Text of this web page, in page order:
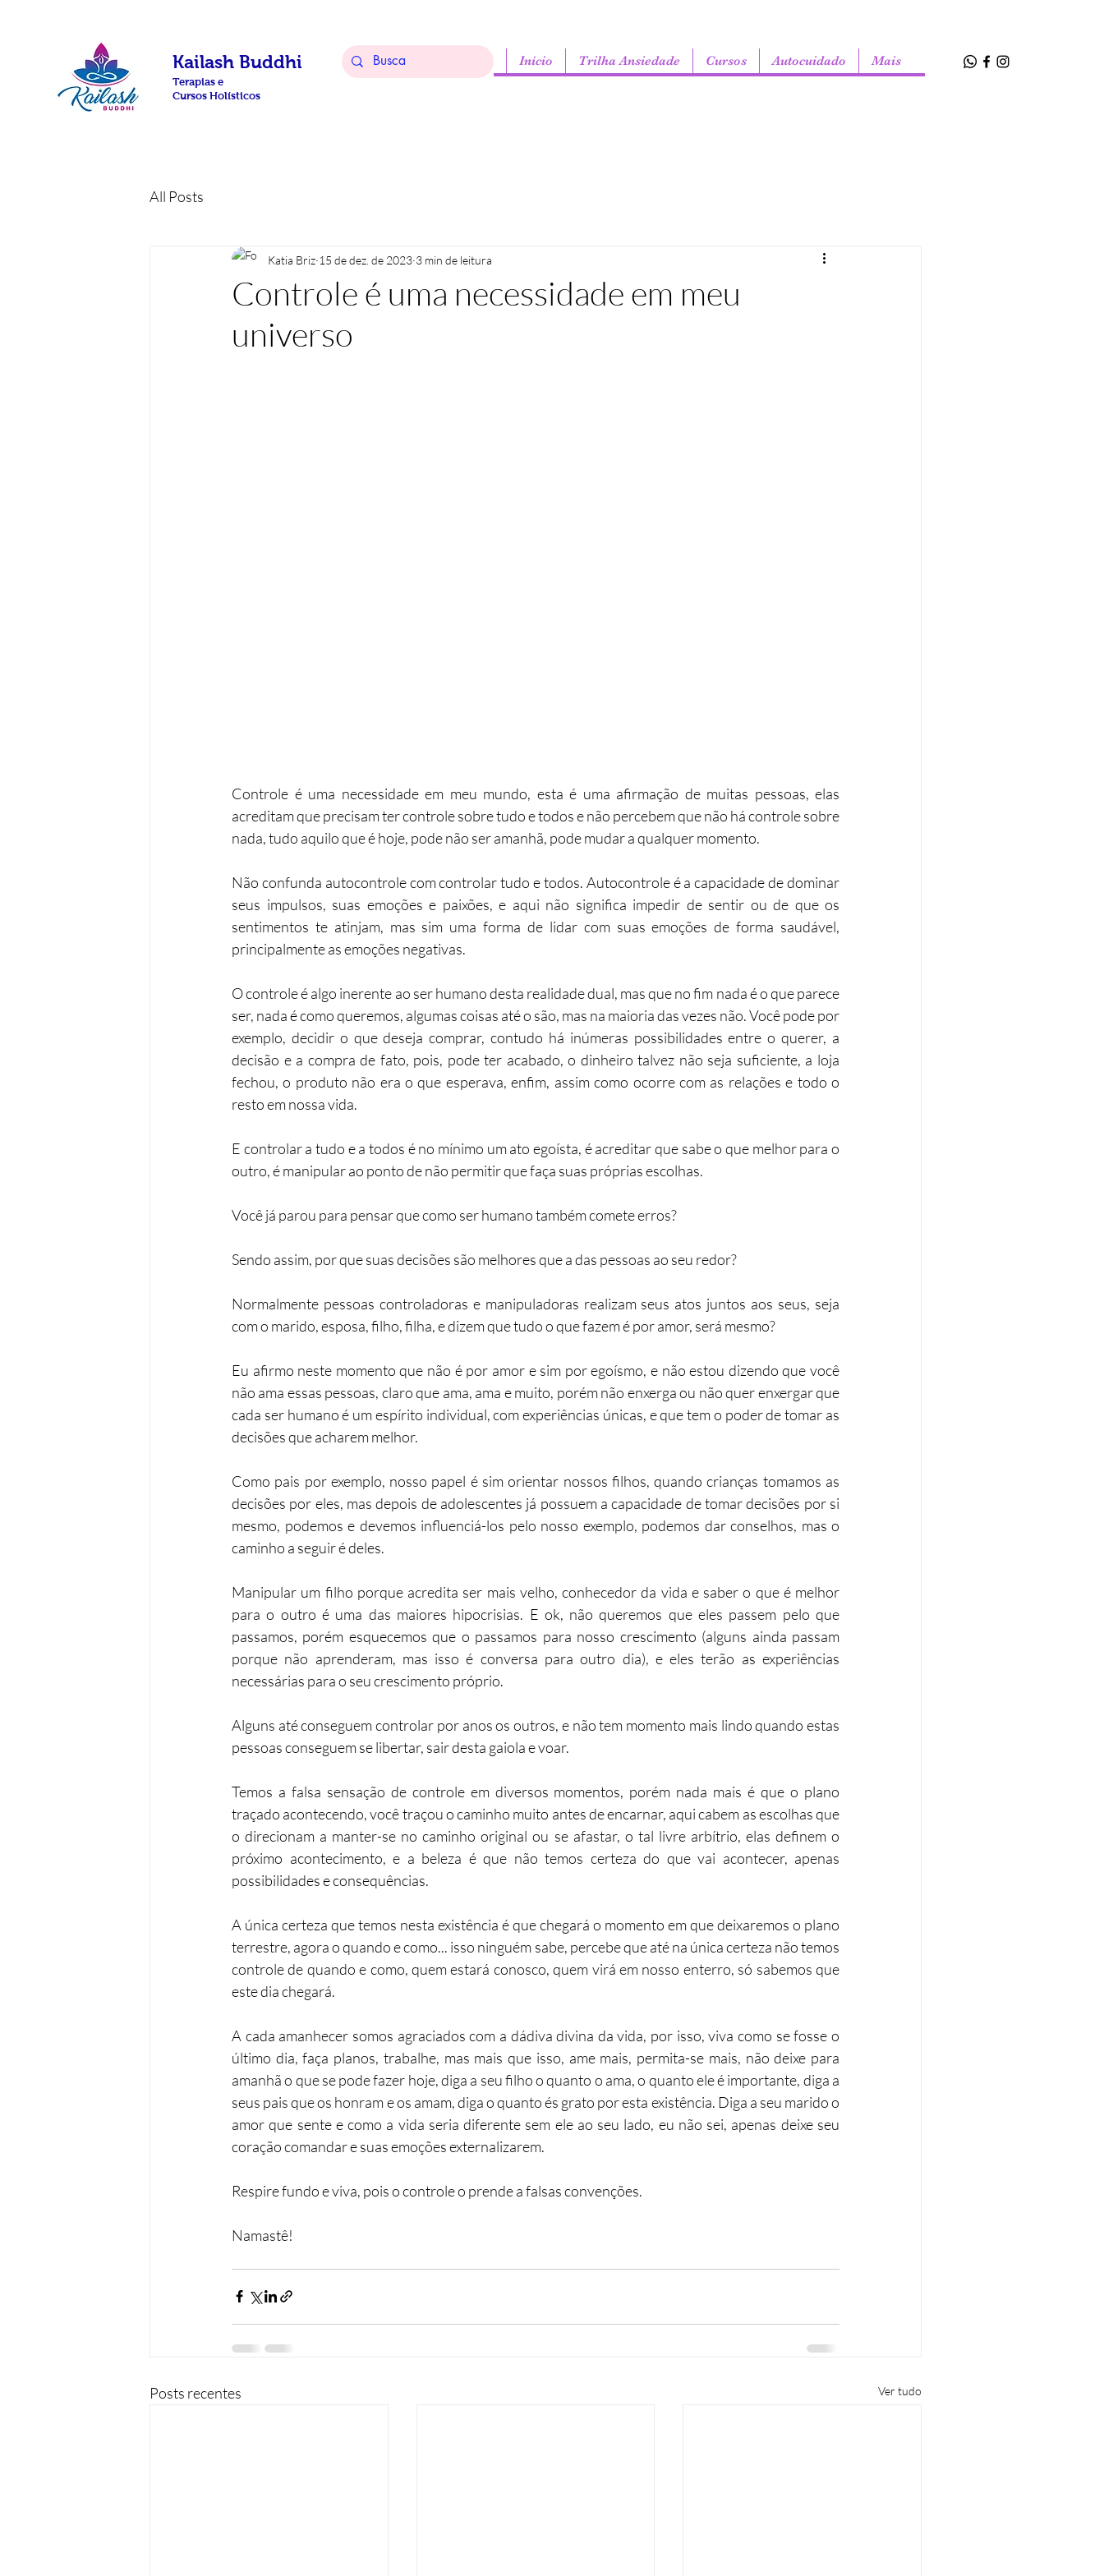
Kailash Buddhi
Terapias e
Cursos Holísticos
Início Trilha Ansiedade Cursos Autocuidado Mais
All Posts
Controle é uma necessidade em meu
universo
Katia Briz 15 de dez. de 2023 3 min de leitura
Controle é uma necessidade em meu mundo, esta é uma afirmação de muitas pessoas, elas
acreditam que precisam ter controle sobre tudo e todos e não percebem que não há controle sobre
nada, tudo aquilo que é hoje, pode não ser amanhã, pode mudar a qualquer momento.
Não confunda autocontrole com controlar tudo e todos. Autocontrole é a capacidade de dominar
seus impulsos, suas emoções e paixões, e aqui não significa impedir de sentir ou de que os
sentimentos te atinjam, mas sim uma forma de lidar com suas emoções de forma saudável,
principalmente as emoções negativas.
O controle é algo inerente ao ser humano desta realidade dual, mas que no fim nada é o que parece
ser, nada é como queremos, algumas coisas até o são, mas na maioria das vezes não. Você pode por
exemplo, decidir o que deseja comprar, contudo há inúmeras possibilidades entre o querer, a
decisão e a compra de fato, pois, pode ter acabado, o dinheiro talvez não seja suficiente, a loja
fechou, o produto não era o que esperava, enfim, assim como ocorre com as relações e todo o
resto em nossa vida.
E controlar a tudo e a todos é no mínimo um ato egoísta, é acreditar que sabe o que melhor para o
outro, é manipular ao ponto de não permitir que faça suas próprias escolhas.
Você já parou para pensar que como ser humano também comete erros?
Sendo assim, por que suas decisões são melhores que a das pessoas ao seu redor?
Normalmente pessoas controladoras e manipuladoras realizam seus atos juntos aos seus, seja
com o marido, esposa, filho, filha, e dizem que tudo o que fazem é por amor, será mesmo?
Eu afirmo neste momento que não é por amor e sim por egoísmo, e não estou dizendo que você
não ama essas pessoas, claro que ama, ama e muito, porém não enxerga ou não quer enxergar que
cada ser humano é um espírito individual, com experiências únicas, e que tem o poder de tomar as
decisões que acharem melhor.
Como pais por exemplo, nosso papel é sim orientar nossos filhos, quando crianças tomamos as
decisões por eles, mas depois de adolescentes já possuem a capacidade de tomar decisões por si
mesmo, podemos e devemos influenciá-los pelo nosso exemplo, podemos dar conselhos, mas o
caminho a seguir é deles.
Manipular um filho porque acredita ser mais velho, conhecedor da vida e saber o que é melhor
para o outro é uma das maiores hipocrisias. E ok, não queremos que eles passem pelo que
passamos, porém esquecemos que o passamos para nosso crescimento (alguns ainda passam
porque não aprenderam, mas isso é conversa para outro dia), e eles terão as experiências
necessárias para o seu crescimento próprio.
Alguns até conseguem controlar por anos os outros, e não tem momento mais lindo quando estas
pessoas conseguem se libertar, sair desta gaiola e voar.
Temos a falsa sensação de controle em diversos momentos, porém nada mais é que o plano
traçado acontecendo, você traçou o caminho muito antes de encarnar, aqui cabem as escolhas que
o direcionam a manter-se no caminho original ou se afastar, o tal livre arbítrio, elas definem o
próximo acontecimento, e a beleza é que não temos certeza do que vai acontecer, apenas
possibilidades e consequências.
A única certeza que temos nesta existência é que chegará o momento em que deixaremos o plano
terrestre, agora o quando e como... isso ninguém sabe, percebe que até na única certeza não temos
controle de quando e como, quem estará conosco, quem virá em nosso enterro, só sabemos que
este dia chegará.
A cada amanhecer somos agraciados com a dádiva divina da vida, por isso, viva como se fosse o
último dia, faça planos, trabalhe, mas mais que isso, ame mais, permita-se mais, não deixe para
amanhã o que se pode fazer hoje, diga a seu filho o quanto o ama, o quanto ele é importante, diga a
seus pais que os honram e os amam, diga o quanto és grato por esta existência. Diga a seu marido o
amor que sente e como a vida seria diferente sem ele ao seu lado, eu não sei, apenas deixe seu
coração comandar e suas emoções externalizarem.
Respire fundo e viva, pois o controle o prende a falsas convenções.
Namastê!
Posts recentes Ver tudo